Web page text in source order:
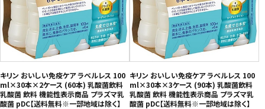
キリン おいしい免疫ケア ラベルレス 100
ml×30本×2ケース (60本) 乳酸菌飲料
乳酸菌 飲料 機能性表示商品 プラズマ乳
酸菌 pDC【送料無料※一部地域は除く】
キリン おいしい免疫ケア ラベルレス 100
ml×30本×3ケース (90本) 乳酸菌飲料
乳酸菌 飲料 機能性表示商品 プラズマ乳
酸菌 pDC【送料無料※一部地域は除く】